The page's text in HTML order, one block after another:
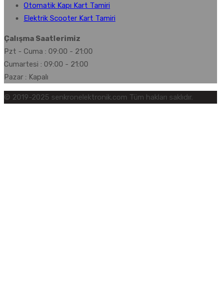
Otomatik Kapı Kart Tamiri
Elektrik Scooter Kart Tamiri
Çalışma Saatlerimiz
Pzt - Cuma : 09:00 - 21:00
Cumartesi : 09:00 - 21:00
Pazar : Kapalı
© 2019-2025 senkronelektronik.com Tüm hakları saklıdır.